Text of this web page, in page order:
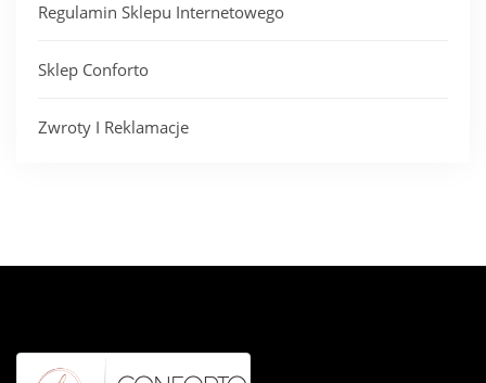
Regulamin Sklepu Internetowego
Sklep Conforto
Zwroty I Reklamacje